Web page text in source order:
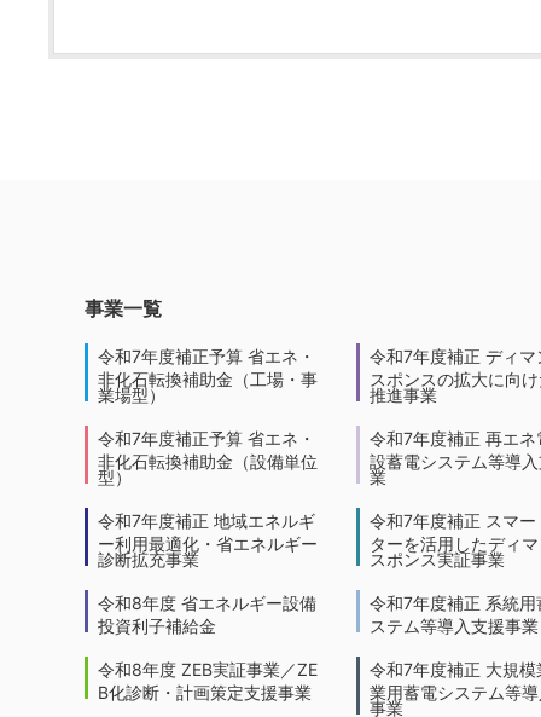
事業一覧
令和7年度補正予算 省エネ・
非化石転換補助金（工場・事
業場型）
令和7年度補正予算 省エネ・
非化石転換補助金（設備単位
型）
令和7年度補正 地域エネルギ
ー利用最適化・省エネルギー
診断拡充事業
令和8年度 省エネルギー設備
投資利子補給金
令和8年度 ZEB実証事業／ZE
B化診断・計画策定支援事業
令和7年度補正 ディマ
スポンスの拡大に向
推進事業
令和7年度補正 再エネ
設蓄電システム等導
業
令和7年度補正 スマー
ターを活用したディ
スポンス実証事業
令和7年度補正 系統用
ステム等導入支援事業
令和7年度補正 大規模
業用蓄電システム等
事業